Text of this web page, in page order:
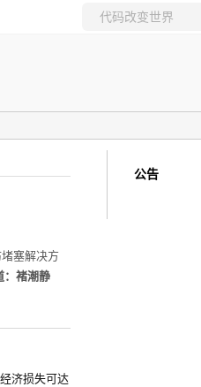
塞解决方
：褚潮静
济损失可达
公告